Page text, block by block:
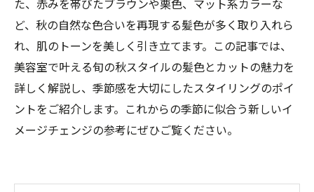
た、赤みを帯びたブラウンや栗色、マット系カラーな
ど、秋の自然な色合いを再現する髪色が多く取り入れら
れ、肌のトーンを美しく引き立てます。この記事では、
美容室で叶える旬の秋スタイルの髪色とカットの魅力を
詳しく解説し、季節感を大切にしたスタイリングのポイ
ントをご紹介します。これからの季節に似合う新しいイ
メージチェンジの参考にぜひご覧ください。